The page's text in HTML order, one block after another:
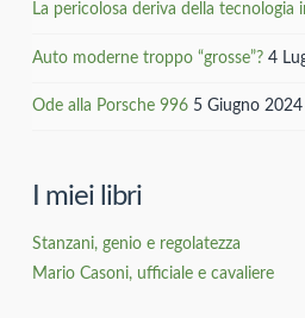
La pericolosa deriva della tecnologia
Auto moderne troppo “grosse”? 4
Ode alla Porsche 996 5 Giugno 2024
I miei libri
Stanzani, genio e regolatezza
Mario Casoni, ufficiale e cavaliere